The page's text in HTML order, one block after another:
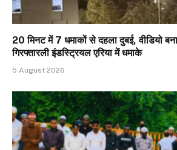
20 मिनट में 7 धमाकों से दहला दुबई, वीडियो
गिरफ्तारली इंडस्ट्रियल एरिया में धमाके
5 August 2026